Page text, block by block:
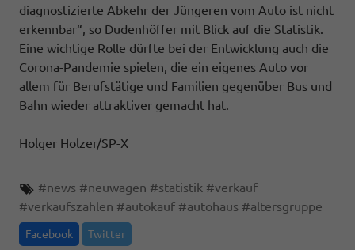
diagnostizierte Abkehr der Jüngeren vom Auto ist nicht
erkennbar“, so Dudenhöffer mit Blick auf die Statistik.
Eine wichtige Rolle dürfte bei der Entwicklung auch die
Corona-Pandemie spielen, die ein eigenes Auto vor
allem für Berufstätige und Familien gegenüber Bus und
Bahn wieder attraktiver gemacht hat.
Holger Holzer/SP-X
#news #neuwagen #statistik #verkauf
#verkaufszahlen #autokauf #autohaus #altersgruppe
Facebook Twitter